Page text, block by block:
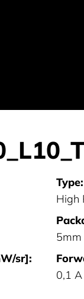
Type:
High
sr]:
0,1 A